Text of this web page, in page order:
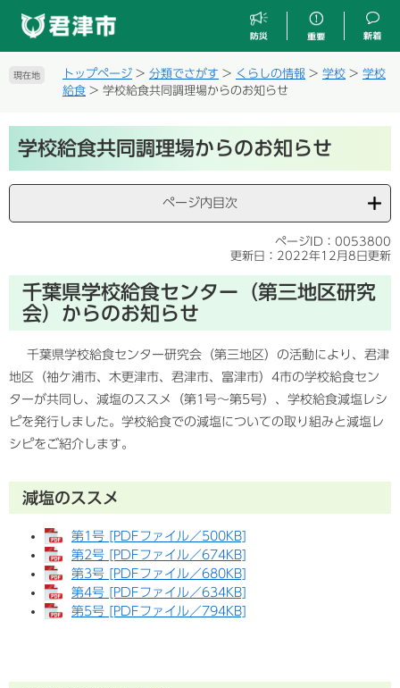
現在地 トップページ > 分類でさがす > くらしの情報 > 学校 > 学校
給食 > 学校給食共同調理場からのお知らせ
文学校給食共同調理場からのお知らせ
ページ内目次
ページID：0053800
更新日：2022年12月8日更新
千葉県学校給食センター（第三地区研究
会）からのお知らせ
千葉県学校給食センター研究会（第三地区）の活動により、君津
地区（袖ケ浦市、木更津市、君津市、富津市）4市の学校給食セン
ターが共同し、減塩のススメ（第1号〜第5号）、学校給食減塩レシ
ピを発行しました。学校給食での減塩についての取り組みと減塩レ
シピをご紹介します。
減塩のススメ
第1号 [PDFファイル／500KB]
第2号 [PDFファイル／674KB]
第3号 [PDFファイル／680KB]
第4号 [PDFファイル／634KB]
第5号 [PDFファイル／794KB]